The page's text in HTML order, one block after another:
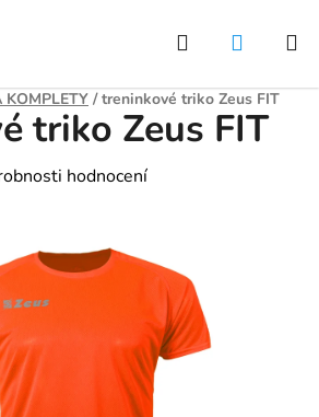
Hledat
KOMPLETY / treninkové triko Zeus FIT
triko Zeus FIT
hodnocení